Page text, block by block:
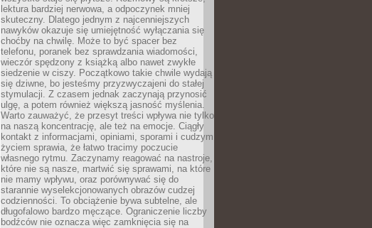
lektura bardziej nerwowa, a odpoczynek mniej
skuteczny. Dlatego jednym z najcenniejszych
nawyków okazuje się umiejętność wyłączania się
choćby na chwilę. Może to być spacer bez
telefonu, poranek bez sprawdzania wiadomości,
wieczór spędzony z książką albo nawet zwykłe
siedzenie w ciszy. Początkowo takie chwile wydają
się dziwne, bo jesteśmy przyzwyczajeni do stałej
stymulacji. Z czasem jednak zaczynają przynosić
ulgę, a potem również większą jasność myślenia.
Warto zauważyć, że przesyt treści wpływa nie tylko
na naszą koncentrację, ale też na emocje. Ciągły
kontakt z informacjami, opiniami, sporami i cudzym
życiem sprawia, że łatwo tracimy poczucie
własnego rytmu. Zaczynamy reagować na nastroje,
które nie są nasze, martwić się sprawami, na które
nie mamy wpływu, oraz porównywać się do
starannie wyselekcjonowanych obrazów cudzej
codzienności. To obciążenie bywa subtelne, ale
długofalowo bardzo męczące. Ograniczenie liczby
bodźców nie oznacza więc zamknięcia się na